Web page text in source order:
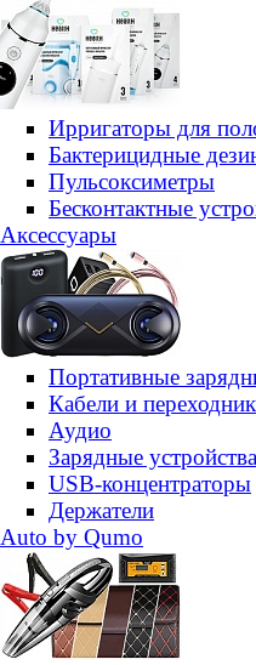
Ирригаторы для
Бактерицидные
Пульсоксиметры
Бесконтактные
Аксессуары
Портативные
Кабели и
Аудио
Зарядные устройства
USB-концентраторы
Держатели
Auto by Qumo